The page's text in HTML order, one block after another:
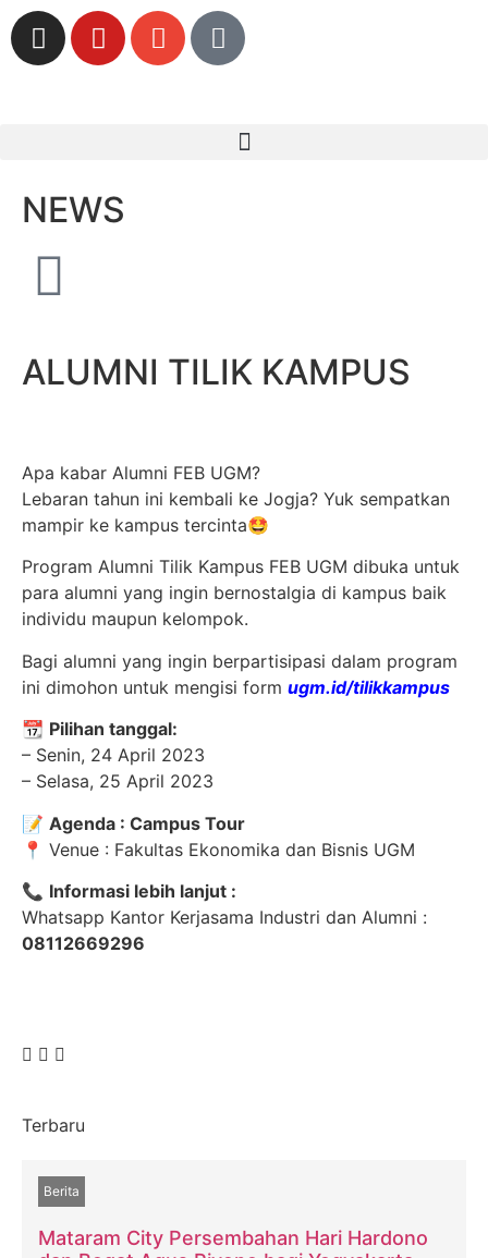
NEWS
ALUMNI TILIK KAMPUS
Apa kabar Alumni FEB UGM?
Lebaran tahun ini kembali ke Jogja? Yuk sempatkan
mampir ke kampus tercinta🤩
Program Alumni Tilik Kampus FEB UGM dibuka untuk
para alumni yang ingin bernostalgia di kampus baik
individu maupun kelompok.
Bagi alumni yang ingin berpartisipasi dalam program
ini dimohon untuk mengisi form ugm.id/tilikkampus
📆 Pilihan tanggal:
– Senin, 24 April 2023
– Selasa, 25 April 2023
📝 Agenda : Campus Tour
📍 Venue : Fakultas Ekonomika dan Bisnis UGM
📞 Informasi lebih lanjut :
Whatsapp Kantor Kerjasama Industri dan Alumni :
08112669296
Terbaru
Berita
Mataram City Persembahan Hari Hardono